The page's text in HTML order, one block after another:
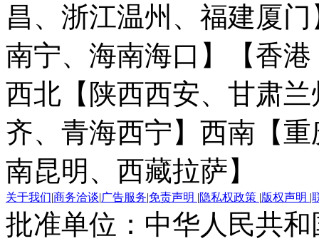
昌、浙江温州、福建厦门
南宁、海南海口】
【香
西北【陕西西安、甘肃
齐、青海西宁】 西南【
南昆明、西藏拉萨】
关于我们|商务洽谈|广告服务|免责声明 |隐私权政策 |版权声明 |
批准单位：中华人民共